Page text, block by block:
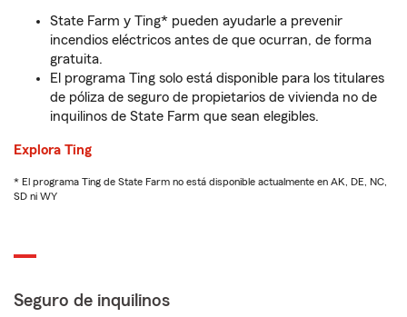
State Farm y Ting* pueden ayudarle a prevenir
incendios eléctricos antes de que ocurran, de forma
gratuita.
El programa Ting solo está disponible para los titulares
de póliza de seguro de propietarios de vivienda no de
inquilinos de State Farm que sean elegibles.
Explora Ting
* El programa Ting de State Farm no está disponible actualmente en AK, DE, NC,
SD ni WY
Seguro de inquilinos